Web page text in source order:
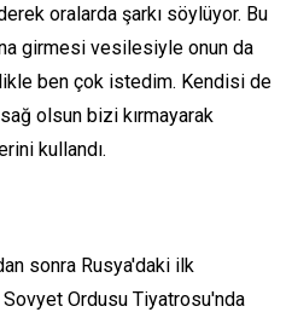
oralarda şarkı söylüyor. Bu
girmesi vesilesiyle onun da
ben çok istedim. Kendisi de
olsun bizi kırmayarak
kullandı.
sonra Rusya'daki ilk
Ordusu Tiyatrosu'nda